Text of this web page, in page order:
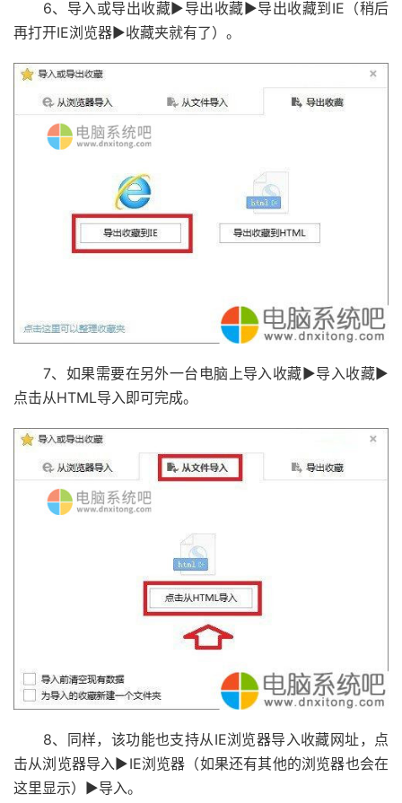
6、导入或导出收藏▶导出收藏▶导出收藏到IE（稍后
再打开IE浏览器▶收藏夹就有了）。
7、如果需要在另外一台电脑上导入收藏▶导入收藏▶
点击从HTML导入即可完成。
8、同样，该功能也支持从IE浏览器导入收藏网址，点
击从浏览器导入▶IE浏览器（如果还有其他的浏览器也会在
这里显示）▶导入。